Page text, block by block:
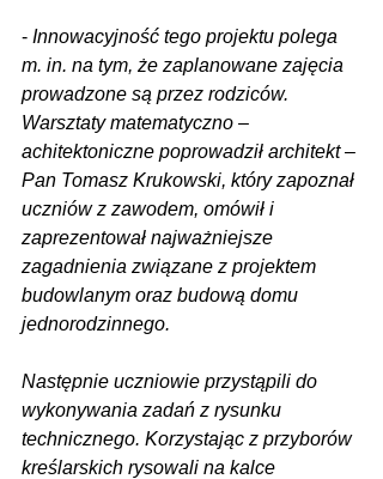
- Innowacyjność tego projektu polega
m. in. na tym, że zaplanowane zajęcia
prowadzone są przez rodziców.
Warsztaty matematyczno –
achitektoniczne poprowadził architekt –
Pan Tomasz Krukowski, który zapoznał
uczniów z zawodem, omówił i
zaprezentował najważniejsze
zagadnienia związane z projektem
budowlanym oraz budową domu
jednorodzinnego.
Następnie uczniowie przystąpili do
wykonywania zadań z rysunku
technicznego. Korzystając z przyborów
kreślarskich rysowali na kalce